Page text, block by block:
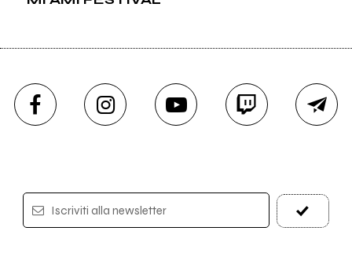
Iscriviti alla newsletter